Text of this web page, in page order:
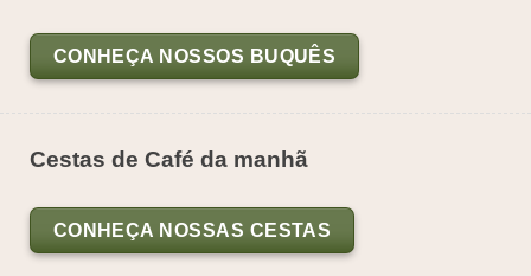
CONHEÇA NOSSOS BUQUÊS
Cestas de Café da manhã
CONHEÇA NOSSAS CESTAS